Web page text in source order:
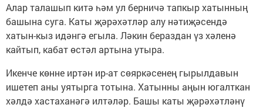
Алар талашып китә һәм ул берничә тапкыр хатынның
башына суга. Каты җәрәхәтләр алу нәтиҗәсендә
хатын-кыз идәнгә егыла. Ләкин бераздан үз хәленә
кайтып, кабат өстәл артына утыра.
Икенче көнне иртән ир-ат сөяркәсенең гырылдавын
ишетеп аны уятырга тотына. Хатынны аңын югалткан
хәлдә хастаханәгә илтәләр. Башы каты җәрәхәтләнү